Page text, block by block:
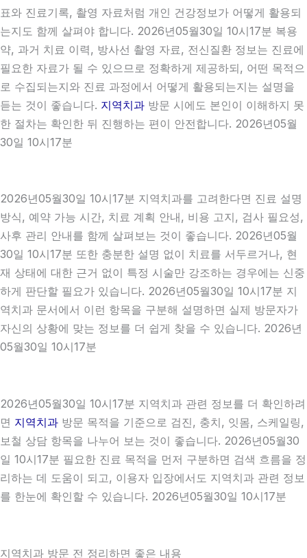
표와 진료기록, 촬영 자료처럼 개인 건강정보가 어떻게 활용되
는지도 함께 살펴야 합니다. 2026년05월30일 10시17분 복용
약, 과거 치료 이력, 방사선 촬영 자료, 전신질환 정보는 진료에
필요한 자료가 될 수 있으므로 정확하게 제공하되, 어떤 목적으
로 수집되는지와 진료 과정에서 어떻게 활용되는지는 설명을
듣는 것이 좋습니다. 지역치과 방문 시에도 본인이 이해하지 못
한 절차는 확인한 뒤 진행하는 편이 안전합니다. 2026년05월
30일 10시17분
2026년05월30일 10시17분 지역치과를 고려한다면 진료 설명
방식, 예약 가능 시간, 치료 계획 안내, 비용 고지, 검사 필요성,
사후 관리 안내를 함께 살펴보는 것이 좋습니다. 2026년05월
30일 10시17분 또한 충분한 설명 없이 치료를 서두르거나, 현
재 상태에 대한 근거 없이 특정 시술만 강조하는 경우에는 신중
하게 판단할 필요가 있습니다. 2026년05월30일 10시17분 지
역치과 문서에서 이런 항목을 구분해 설명하면 실제 방문자가
자신의 상황에 맞는 정보를 더 쉽게 찾을 수 있습니다. 2026년
05월30일 10시17분
2026년05월30일 10시17분 지역치과 관련 정보를 더 확인하려
면 지역치과 방문 목적을 기준으로 검진, 충치, 잇몸, 스케일링,
보철 상담 항목을 나누어 보는 것이 좋습니다. 2026년05월30
일 10시17분 필요한 진료 목적을 먼저 구분하면 검색 흐름을 정
리하는 데 도움이 되고, 이용자 입장에서도 지역치과 관련 정보
를 한눈에 확인할 수 있습니다. 2026년05월30일 10시17분
지역치과 방문 전 정리하면 좋은 내용